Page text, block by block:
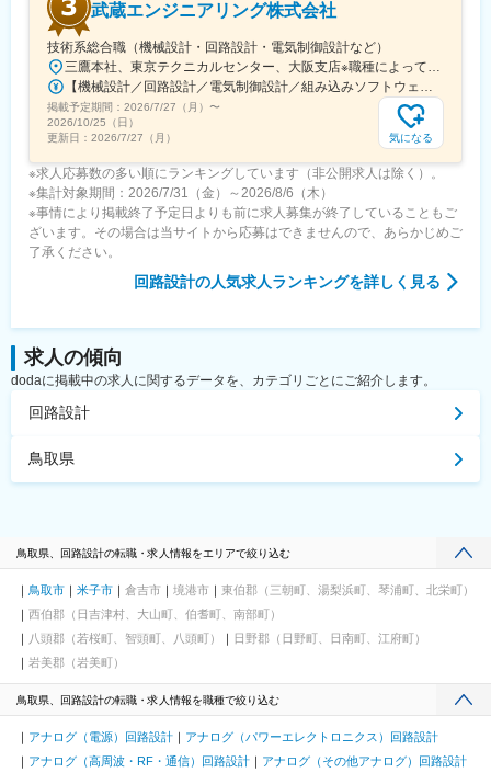
武蔵エンジニアリング株式会社
技術系総合職（機械設計・回路設計・電気制御設計など）
三鷹本社、東京テクニカルセンター、大阪支店※職種によって勤務地が異なります。※サービスエンジニアは将来的に転勤の可能性があります。（当面は転勤なし）【機械設計・電気制御設計・回路設計・組み込み開発】三鷹本社 または 東京テクニカルセンター※転勤なし【サービスエンジニア】大阪支店■三鷹本社東京都三鷹市下連雀8-7-4＜アクセス＞JR・井の頭線「吉祥寺駅」よりバス15分。「NTTデータビル前」より徒歩5分JR「三鷹駅」南口よりバス15分。「篠原病院入口」より徒歩5分■東京テクニカルセンター神奈川県川崎市麻生区栗木2-8-8＜アクセス＞「黒川駅」より徒歩10分■大阪支店大阪府大阪市淀川区宮原4-3-12 新大阪明幸ビル4F＜アクセス＞JR「新大阪駅」より徒歩15分受動喫煙対策：屋内全面禁煙変更の範囲：会社の定める事業所
【機械設計／回路設計／電気制御設計／組み込みソフトウェア開発】月給31万円～45万円+各種手当+賞与【サービスエンジニア】月給25万円～37万円+各種手当+賞与
掲載予定期間： 2026/7/27（月） 〜
2026/10/25（日）
更新日： 2026/7/27（月） 気になる
※求人応募数の多い順にランキングしています（非公開求人は除く）。
※集計対象期間：2026/7/31（金）～2026/8/6（木）
※事情により掲載終了予定日よりも前に求人募集が終了していることもご
ざいます。その場合は当サイトから応募はできませんので、あらかじめご
了承ください。
回路設計の人気求人ランキングを詳しく見る
求人の傾向
dodaに掲載中の求人に関するデータを、カテゴリごとにご紹介します。
回路設計
鳥取県
鳥取県、回路設計の転職・求人情報をエリアで絞り込む
鳥取市 米子市 倉吉市 境港市
東伯郡（三朝町、湯梨浜町、琴浦町、北栄町）
西伯郡（日吉津村、大山町、伯耆町、南部町）
八頭郡（若桜町、智頭町、八頭町）
日野郡（日野町、日南町、江府町）
岩美郡（岩美町）
鳥取県、回路設計の転職・求人情報を職種で絞り込む
アナログ（電源）回路設計
アナログ（パワーエレクトロニクス）回路設計
アナログ（高周波・RF・通信）回路設計
アナログ（その他アナログ）回路設計